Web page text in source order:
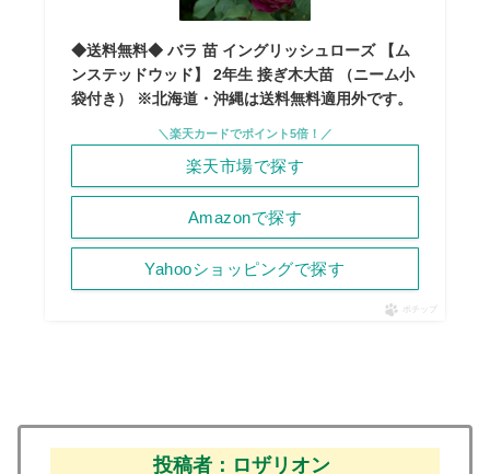
◆送料無料◆ バラ 苗 イングリッシュローズ 【ム
ンステッドウッド】 2年生 接ぎ木大苗 （ニーム小
袋付き） ※北海道・沖縄は送料無料適用外です。
Amazonで探す
＼楽天カードでポイント5倍！／
楽天市場で探す
Yahooショッピングで探す
ポチップ
投稿者：ロザリオン